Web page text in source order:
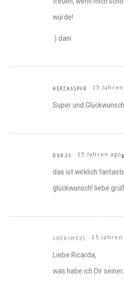
würde!
:) dani
HERZKASPAR 15
Super und
DUNJA 15 Jahren ago
das ist wirklich
glückwunsch! liebe
ANONYMOUS 15 Jahren
Liebe Ricarda,
was habe ich Dir